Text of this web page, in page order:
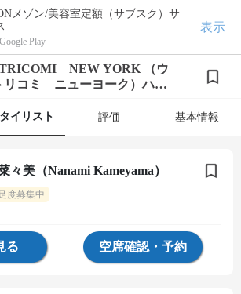
メゾン/美容室定額（サブスク）サ
Google Play
表示
NEW YORK （ウ
リコミ ニューヨーク）ハー
イリスト 評価 基本情報
々美（Nanami Kameyama）
度募集中
る 空席確認・予約